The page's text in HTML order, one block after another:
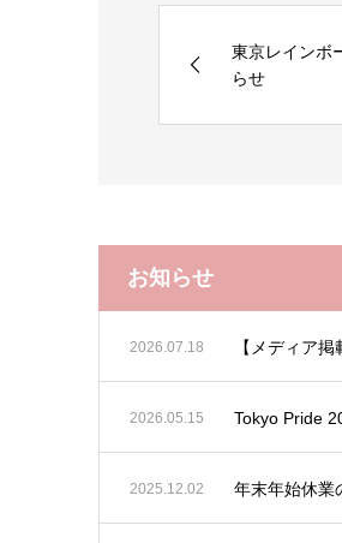
東京レインボ
らせ
お知らせ
2026.07.18 【メディア
2026.05.15 Tokyo Pride
2025.12.02 年末年始休業